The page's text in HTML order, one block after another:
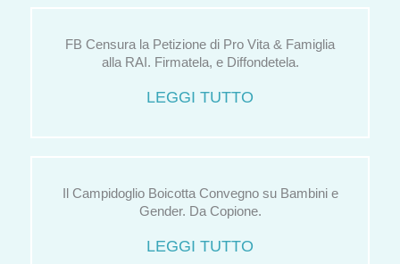
FB Censura la Petizione di Pro Vita & Famiglia
alla RAI. Firmatela, e Diffondetela.
LEGGI TUTTO
Il Campidoglio Boicotta Convegno su Bambini e
Gender. Da Copione.
LEGGI TUTTO